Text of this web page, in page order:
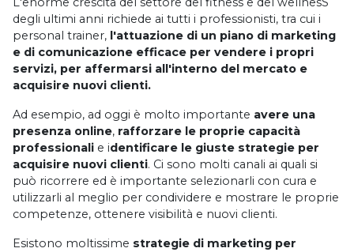
degli ultimi anni richiede ai tutti i professionisti, tra cui i
personal trainer, l'attuazione di un piano di marketing
e di comunicazione efficace per vendere i propri
servizi, per affermarsi all'interno del mercato e
acquisire nuovi clienti.
Ad esempio, ad oggi è molto importante avere una
presenza online, rafforzare le proprie capacità
professionali e identificare le giuste strategie per
acquisire nuovi clienti. Ci sono molti canali ai quali si
può ricorrere ed è importante selezionarli con cura e
utilizzarli al meglio per condividere e mostrare le proprie
competenze, ottenere visibilità e nuovi clienti.
Esistono moltissime strategie di marketing per